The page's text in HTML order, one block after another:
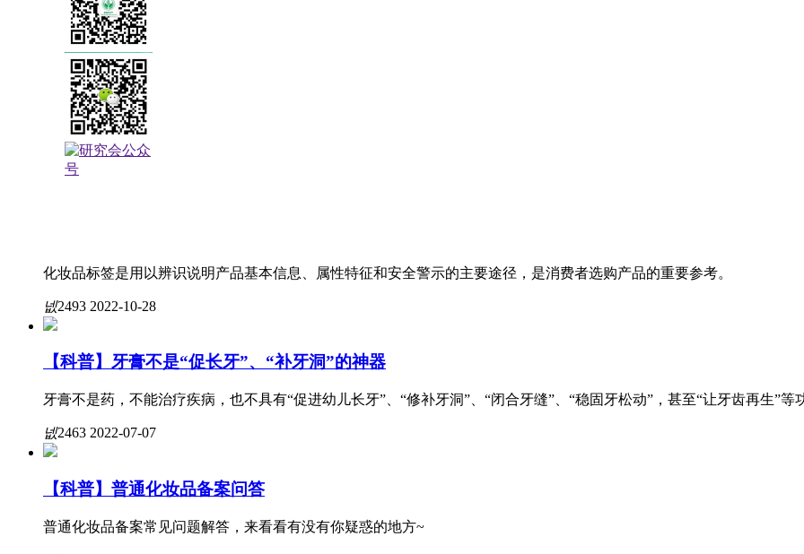
法律法
规
科普宣
传
【市监局】普通化妆品备案问答（三十至三十二）
普通化妆品备案问答（三十至三十二）来源：广州市市场监督管理局
2918
化妆品标签是用以辨识说明产品基本信息、属性特征和安全警示的主要途径，是消费者选购产品的重要参考。
넶2493 2022-10-28
【科普】牙膏不是“促长牙”、“补牙洞”的神器
牙膏不是药，不能治疗疾病，也不具有“促进幼儿长牙”、“修补牙洞”、“闭合牙缝”、“稳固牙松动”，甚至“让牙齿再生”等
넶2463 2022-07-07
【科普】普通化妆品备案问答
普通化妆品备案常见问题解答，来看看有没有你疑惑的地方~